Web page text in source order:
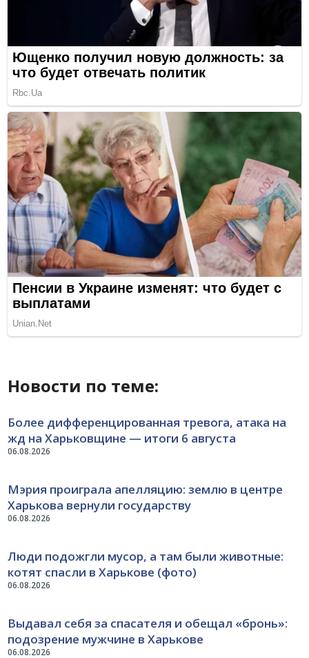
Новости по теме:
06.08.2026
Более дифференцированная тревога, атака на
жд на Харьковщине — итоги 6 августа
06.08.2026
Мэрия проиграла апелляцию: землю в центре
Харькова вернули государству
06.08.2026
Люди подожгли мусор, а там были животные:
котят спасли в Харькове (фото)
06.08.2026
Выдавал себя за спасателя и обещал «бронь»:
подозрение мужчине в Харькове